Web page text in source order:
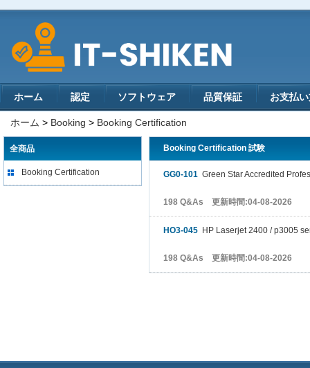
ホーム 認定 ソフトウェア 品質保証 お支払
ホーム > Booking > Booking Certification
全商品
Booking Certification
Booking Certification 試験
GG0-101 Green Star Accredited
198 Q&As 更新時間:04-08-2026
HO3-045 HP Laserjet 2400 / p3005
198 Q&As 更新時間:04-08-2026